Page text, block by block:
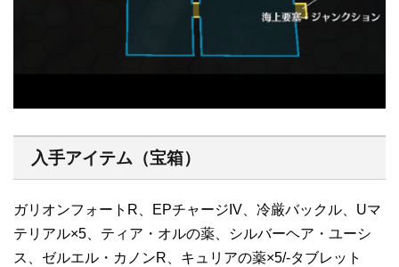
入手アイテム（宝箱）
ガリオンフォートR、EPチャージIV、冷厳バックル、Uマ
テリアル×5、ティア・オルの薬、シルバーヘア・ユーシ
ス、ゼルエル・カノンR、キュリアの薬×5/-タブレット